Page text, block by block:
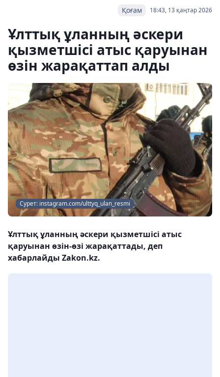
18:43, 13 қаңтар 2026
Қоғам
Ұлттық ұланның әскери
қызметшісі атыс қаруынан
өзін жарақаттап алды
Сурет: instagram.com/ulttyq_ulan_resmi
Ұлттық ұланның әскери қызметшісі атыс
қаруынан өзін-өзі жарақаттады, деп
хабарлайды Zakon.kz.